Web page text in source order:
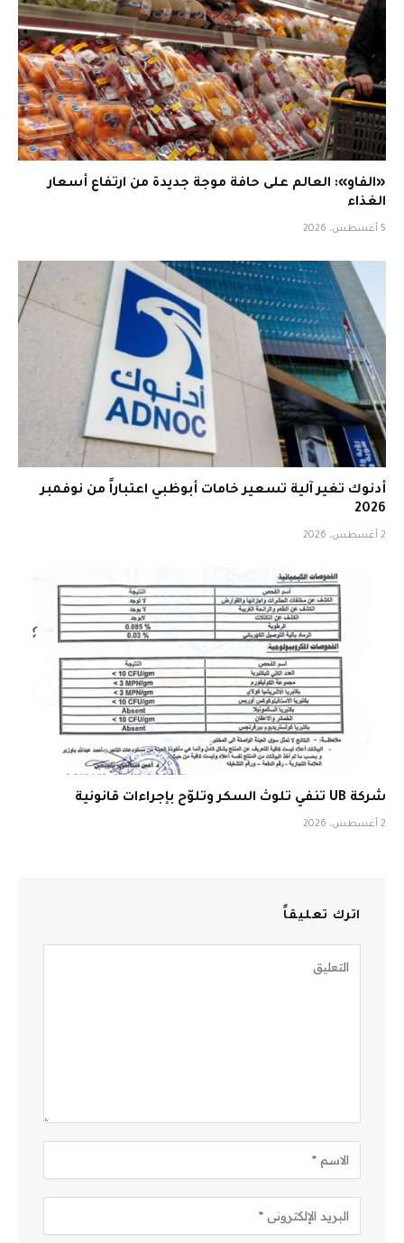
«الفاو»: العالم على حافة موجة جديدة من ارتفاع أسعار
الغذاء
5 أغسطس، 2026
أدنوك تغير آلية تسعير خامات أبوظبي اعتباراً من نوفمبر
2026
2 أغسطس، 2026
شركة UB تنفي تلوث السكر وتلوّح بإجراءات قانونية
2 أغسطس، 2026
اترك تعليقاً